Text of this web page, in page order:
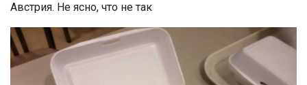
Австрия. Не ясно, что не так